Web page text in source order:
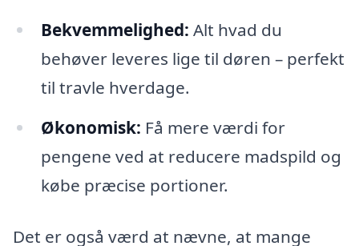
Bekvemmelighed: Alt hvad du
behøver leveres lige til døren – perfekt
til travle hverdage.
Økonomisk: Få mere værdi for
pengene ved at reducere madspild og
købe præcise portioner.
Det er også værd at nævne, at mange